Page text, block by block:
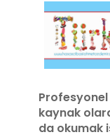
kaynak
da okumak